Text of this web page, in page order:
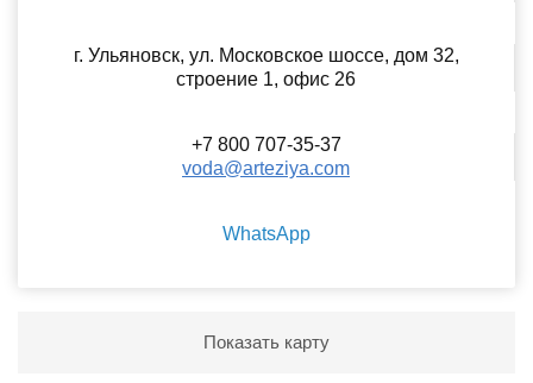
г. Ульяновск, ул. Московское шоссе, дом 32,
строение 1, офис 26
+7 800 707-35-37
voda@arteziya.com
WhatsApp
Показать карту